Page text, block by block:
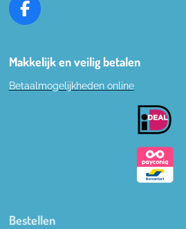
F
e
o
Makkelijk en veilig betalen
Betaalmogelijkheden online
Bestellen